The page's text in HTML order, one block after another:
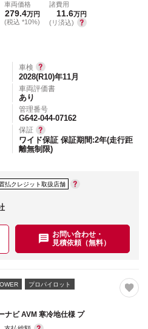
車両価格
279.4万円
(税込 *10%)
諸費用
11.6万円
(リ済込)
車検
2028(R10)年11月
車両評価書
あり
管理番号
G642-044-07162
保証
ワイド保証 保証期間:2年(走行距
離無制限)
払クレジット取扱店舗
お問い合わせ・
見積依頼（無料）
プロパイロット
ナビ AVM 寒冷地仕様 プ